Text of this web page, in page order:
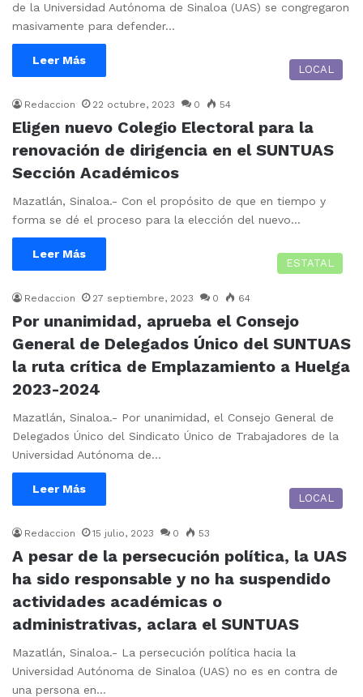
de la Universidad Autónoma de Sinaloa (UAS) se congregaron
masivamente para defender…
Leer Más
LOCAL
Redaccion 22 octubre, 2023 0 54
Eligen nuevo Colegio Electoral para la
renovación de dirigencia en el SUNTUAS
Sección Académicos
Mazatlán, Sinaloa.- Con el propósito de que en tiempo y
forma se dé el proceso para la elección del nuevo…
Leer Más
ESTATAL
Redaccion 27 septiembre, 2023 0 64
Por unanimidad, aprueba el Consejo
General de Delegados Único del SUNTUAS
la ruta crítica de Emplazamiento a Huelga
2023-2024
Mazatlán, Sinaloa.- Por unanimidad, el Consejo General de
Delegados Único del Sindicato Único de Trabajadores de la
Universidad Autónoma de…
Leer Más
LOCAL
Redaccion 15 julio, 2023 0 53
A pesar de la persecución política, la UAS
ha sido responsable y no ha suspendido
actividades académicas o
administrativas, aclara el SUNTUAS
Mazatlán, Sinaloa.- La persecución política hacia la
Universidad Autónoma de Sinaloa (UAS) no es en contra de
una persona en…